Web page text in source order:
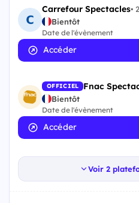
Carrefour Spectacles•
Bientôt
Date de l'évènement
Accéder
OFFICIEL Fnac
Bientôt
Date de l'évènement
Accéder
Voir 2